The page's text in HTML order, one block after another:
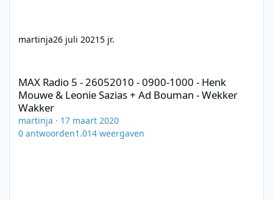
martinja26 juli 20215 jr.
MAX Radio 5 - 26052010 - 0900-1000 - Henk
Mouwe & Leonie Sazias + Ad Bouman - Wekker
Wakker
martinja · 17 maart 2020
0 antwoorden1.014 weergaven